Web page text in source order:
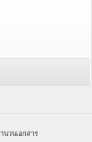
นวนเอกสาร